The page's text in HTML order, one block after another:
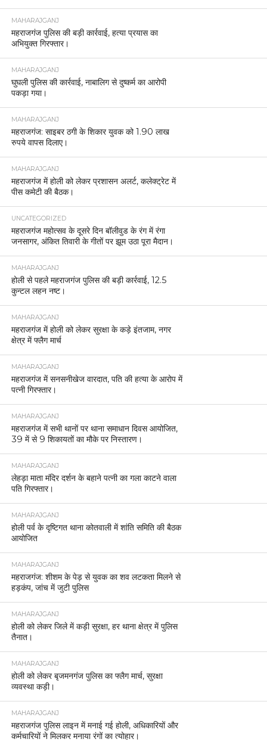
MAHARAJGANJ
महराजगंज पुलिस की बड़ी कार्रवाई, हत्या प्रयास का
अभियुक्त गिरफ्तार।
MAHARAJGANJ
घुघली पुलिस की कार्रवाई, नाबालिग से दुष्कर्म का आरोपी
पकड़ा गया।
MAHARAJGANJ
महराजगंज: साइबर ठगी के शिकार युवक को 1.90 लाख
रुपये वापस दिलाए।
MAHARAJGANJ
महराजगंज में होली को लेकर प्रशासन अलर्ट, कलेक्ट्रेट में
पीस कमेटी की बैठक।
UNCATEGORIZED
महराजगंज महोत्सव के दूसरे दिन बॉलीवुड के रंग में रंगा
जनसागर, अंकित तिवारी के गीतों पर झूम उठा पूरा मैदान।
MAHARAJGANJ
होली से पहले महराजगंज पुलिस की बड़ी कार्रवाई, 12.5
कुन्टल लहन नष्ट।
MAHARAJGANJ
महराजगंज में होली को लेकर सुरक्षा के कड़े इंतजाम, नगर
क्षेत्र में फ्लैग मार्च
MAHARAJGANJ
महराजगंज में सनसनीखेज वारदात, पति की हत्या के आरोप में
पत्नी गिरफ्तार।
MAHARAJGANJ
महराजगंज में सभी थानों पर थाना समाधान दिवस आयोजित,
39 में से 9 शिकायतों का मौके पर निस्तारण।
MAHARAJGANJ
लेहड़ा माता मंदिर दर्शन के बहाने पत्नी का गला काटने वाला
पति गिरफ्तार।
MAHARAJGANJ
होली पर्व के दृष्टिगत थाना कोतवाली में शांति समिति की बैठक
आयोजित
MAHARAJGANJ
महराजगंज: शीशम के पेड़ से युवक का शव लटकता मिलने से
हड़कंप, जांच में जुटी पुलिस
MAHARAJGANJ
होली को लेकर जिले में कड़ी सुरक्षा, हर थाना क्षेत्र में पुलिस
तैनात।
MAHARAJGANJ
होली को लेकर बृजमनगंज पुलिस का फ्लैग मार्च, सुरक्षा
व्यवस्था कड़ी।
MAHARAJGANJ
महराजगंज पुलिस लाइन में मनाई गई होली, अधिकारियों और
कर्मचारियों ने मिलकर मनाया रंगों का त्योहार।